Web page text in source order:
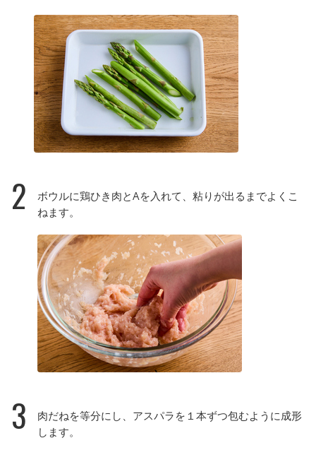
2
ボウルに鶏ひき肉とAを入れて、粘りが出るまでよくこ
ねます。
3
肉だねを等分にし、アスパラを１本ずつ包むように成形
します。